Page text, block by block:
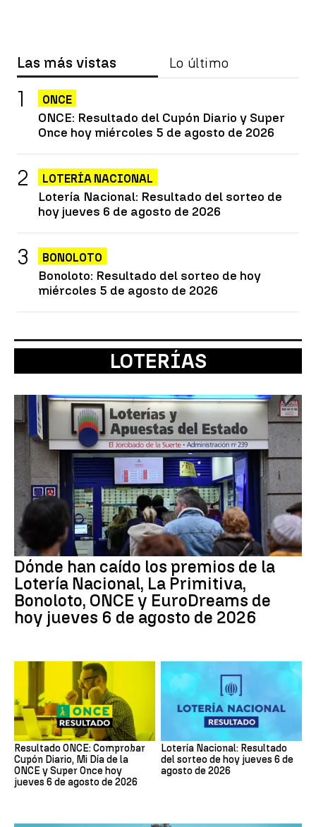
Las más vistas Lo último
ONCE
ONCE: Resultado del Cupón Diario y Super
Once hoy miércoles 5 de agosto de 2026
LOTERÍA NACIONAL
Lotería Nacional: Resultado del sorteo de
hoy jueves 6 de agosto de 2026
BONOLOTO
Bonoloto: Resultado del sorteo de hoy
miércoles 5 de agosto de 2026
LOTERÍAS
Dónde han caído los premios de la
Lotería Nacional, La Primitiva,
Bonoloto, ONCE y EuroDreams de
hoy jueves 6 de agosto de 2026
Resultado ONCE: Comprobar
Cupón Diario, Mi Día de la
ONCE y Super Once hoy
jueves 6 de agosto de 2026
Lotería Nacional: Resultado
del sorteo de hoy jueves 6 de
agosto de 2026